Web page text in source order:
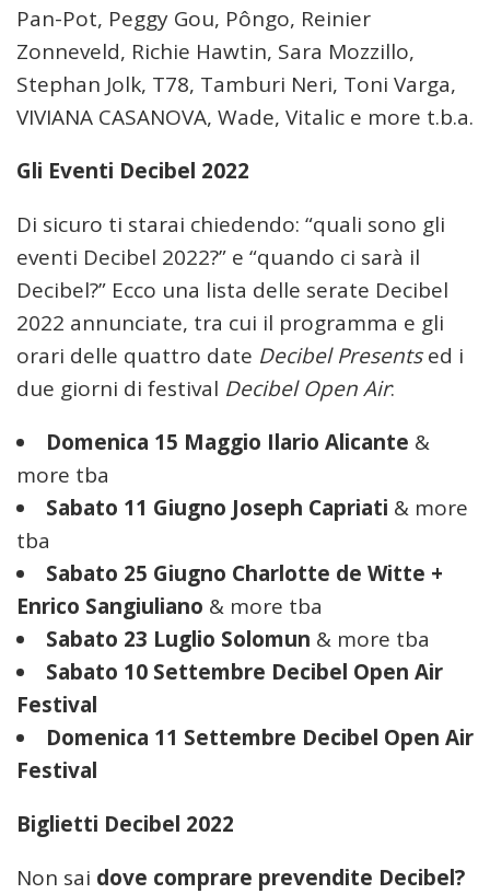
Pan-Pot, Peggy Gou, Pôngo, Reinier
Zonneveld, Richie Hawtin, Sara Mozzillo,
Stephan Jolk, T78, Tamburi Neri, Toni Varga,
VIVIANA CASANOVA, Wade, Vitalic e more t.b.a.
Gli Eventi Decibel 2022
Di sicuro ti starai chiedendo: “quali sono gli
eventi Decibel 2022?” e “quando ci sarà il
Decibel?” Ecco una lista delle serate Decibel
2022 annunciate, tra cui il programma e gli
orari delle quattro date Decibel Presentsed i
due giorni di festival Decibel Open Air:
Domenica 15 Maggio Ilario Alicante &
more tba
Sabato 11 Giugno Joseph Capriati & more
tba
Sabato 25 Giugno Charlotte de Witte +
Enrico Sangiuliano & more tba
Sabato 23 Luglio Solomun & more tba
Sabato 10 Settembre Decibel Open Air
Festival
Domenica 11 Settembre Decibel Open Air
Festival
Biglietti Decibel 2022
Non sai dove comprare prevendite Decibel?